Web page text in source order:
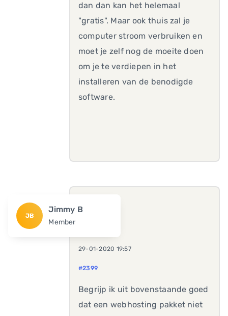
dan dan kan het helemaal
"gratis". Maar ook thuis zal je
computer stroom verbruiken en
moet je zelf nog de moeite doen
om je te verdiepen in het
installeren van de benodigde
software.
JB
Jimmy B
Member
29-01-2020 19:57
#2399
Begrijp ik uit bovenstaande goed
dat een webhosting pakket niet